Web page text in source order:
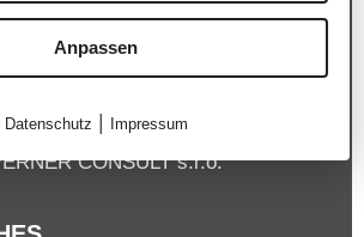
CONSULT s.r.o.
Anpassen
Datenschutz Impressum
Anpassen
Datenschutz Impressum